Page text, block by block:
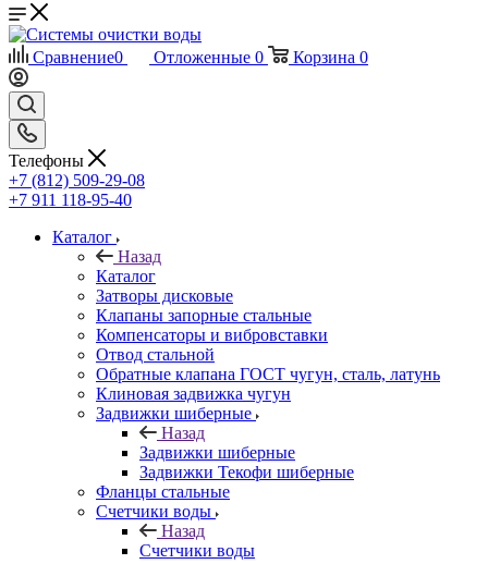
Сравнение0 Отложенные 0 Корзина 0
Телефоны
+7 (812) 509-29-08
+7 911 118-95-40
Каталог
Назад
Каталог
Затворы дисковые
Клапаны запорные стальные
Компенсаторы и вибровставки
Отвод стальной
Обратные клапана ГОСТ чугун, сталь, латунь
Клиновая задвижка чугун
Задвижки шиберные
Назад
Задвижки шиберные
Задвижки Текофи шиберные
Фланцы стальные
Счетчики воды
Назад
Счетчики воды